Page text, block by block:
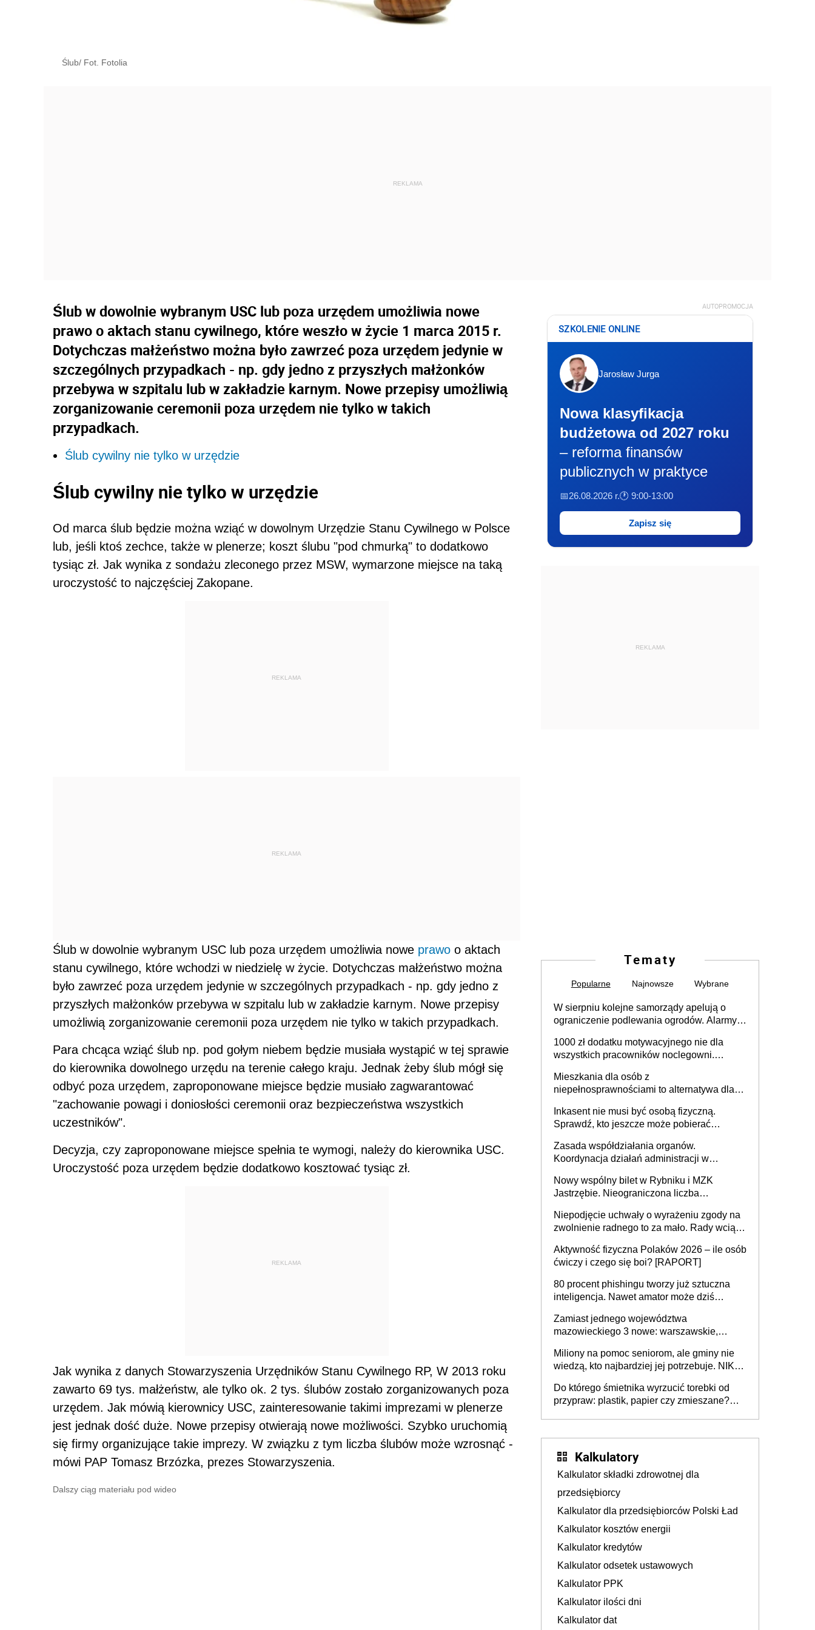
Ślub/ Fot. Fotolia
Ślub w dowolnie wybranym USC lub poza urzędem umożliwia nowe
prawo o aktach stanu cywilnego, które weszło w życie 1 marca 2015 r.
Dotychczas małżeństwo można było zawrzeć poza urzędem jedynie w
szczególnych przypadkach - np. gdy jedno z przyszłych małżonków
przebywa w szpitalu lub w zakładzie karnym. Nowe przepisy umożliwią
zorganizowanie ceremonii poza urzędem nie tylko w takich
przypadkach.
Ślub cywilny nie tylko w urzędzie
Ślub cywilny nie tylko w urzędzie
Od marca ślub będzie można wziąć w dowolnym Urzędzie Stanu Cywilnego w Polsce
lub, jeśli ktoś zechce, także w plenerze; koszt ślubu "pod chmurką" to dodatkowo
tysiąc zł. Jak wynika z sondażu zleconego przez MSW, wymarzone miejsce na taką
uroczystość to najczęściej Zakopane.
REKLAMA
Ślub w dowolnie wybranym USC lub poza urzędem umożliwia nowe prawo o aktach
stanu cywilnego, które wchodzi w niedzielę w życie. Dotychczas małżeństwo można
było zawrzeć poza urzędem jedynie w szczególnych przypadkach - np. gdy jedno z
przyszłych małżonków przebywa w szpitalu lub w zakładzie karnym. Nowe przepisy
umożliwią zorganizowanie ceremonii poza urzędem nie tylko w takich przypadkach.
Para chcąca wziąć ślub np. pod gołym niebem będzie musiała wystąpić w tej sprawie
do kierownika dowolnego urzędu na terenie całego kraju. Jednak żeby ślub mógł się
odbyć poza urzędem, zaproponowane miejsce będzie musiało zagwarantować
"zachowanie powagi i doniosłości ceremonii oraz bezpieczeństwa wszystkich
uczestników".
Decyzja, czy zaproponowane miejsce spełnia te wymogi, należy do kierownika USC.
Uroczystość poza urzędem będzie dodatkowo kosztować tysiąc zł.
Jak wynika z danych Stowarzyszenia Urzędników Stanu Cywilnego RP, W 2013 roku
zawarto 69 tys. małżeństw, ale tylko ok. 2 tys. ślubów zostało zorganizowanych poza
urzędem. Jak mówią kierownicy USC, zainteresowanie takimi imprezami w plenerze
jest jednak dość duże. Nowe przepisy otwierają nowe możliwości. Szybko uruchomią
się firmy organizujące takie imprezy. W związku z tym liczba ślubów może wzrosnąć -
mówi PAP Tomasz Brzózka, prezes Stowarzyszenia.
Dalszy ciąg materiału pod wideo
AUTOPROMOCJA
SZKOLENIE ONLINE
Jarosław Jurga
Nowa klasyfikacja
budżetowa od 2027 roku
– reforma finansów
publicznych w praktyce
📅26.08.2026 r.🕐 9:00-13:00
Zapisz się
REKLAMA
Tematy
Popularne Najnowsze Wybrane
W sierpniu kolejne samorządy apelują o
ograniczenie podlewania ogrodów. Alarmy w
może objąć cały kraj
1000 zł dodatku motywacyjnego nie dla
wszystkich pracowników noclegowni.
Mieszkania dla osób z
niepełnosprawnościami to alternatywa dla
samodzielnie lub z rodziną
Inkasent nie musi być osobą fizyczną.
Sprawdź, kto jeszcze może pobierać
Zasada współdziałania organów.
Koordynacja działań administracji w
Nowy wspólny bilet w Rybniku i MZK
Jastrzębie. Nieograniczona liczba
Niepodjęcie uchwały o wyrażeniu zgody na
zwolnienie radnego to za mało. Rady wciąż
rozstrzygać sprawy
Aktywność fizyczna Polaków 2026 – ile osób
ćwiczy i czego się boi? [RAPORT]
80 procent phishingu tworzy już sztuczna
inteligencja. Nawet amator może dziś
Zamiast jednego województwa
mazowieckiego 3 nowe: warszawskie,
Europie nie ma tak dużych jednostek
stołecznych
Miliony na pomoc seniorom, ale gminy nie
wiedzą, kto najbardziej jej potrzebuje. NIK
Do którego śmietnika wyrzucić torebki od
przypraw: plastik, papier czy zmieszane?
Kalkulatory
Kalkulator składki zdrowotnej dla
przedsiębiorcy
Kalkulator dla przedsiębiorców Polski Ład
Kalkulator kosztów energii
Kalkulator kredytów
Kalkulator odsetek ustawowych
Kalkulator PPK
Kalkulator ilości dni
Kalkulator dat